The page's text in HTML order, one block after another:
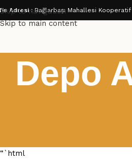
Skip to navigation
Skip to main content
Adresi :Bağlarbaşı Mahallesi
Depo
“`html